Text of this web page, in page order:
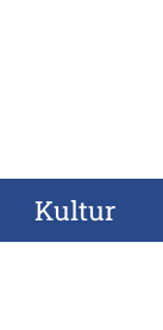
Kultur